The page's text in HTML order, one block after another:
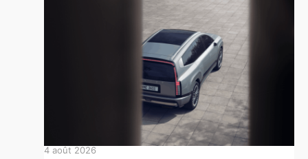
4 août 2026